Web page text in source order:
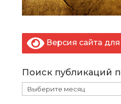
Версия сайта
Поиск публикаций
Поиск
публикаций